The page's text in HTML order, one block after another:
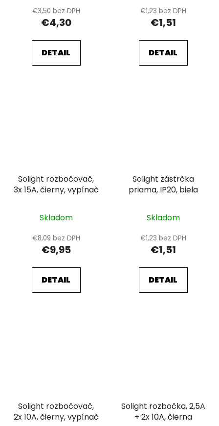
€3,50 bez DPH
€4,30
DETAIL
€1,23 bez DPH
€1,51
DETAIL
Solight rozbočovač,
3x 15A, čierny, vypínač
Skladom
€8,09 bez DPH
€9,95
DETAIL
Solight zástrčka
priama, IP20, biela
Skladom
€1,23 bez DPH
€1,51
DETAIL
Solight rozbočovač,
2x 10A, čierny, vypínač
Solight rozbočka, 2,5A
+ 2x 10A, čierna